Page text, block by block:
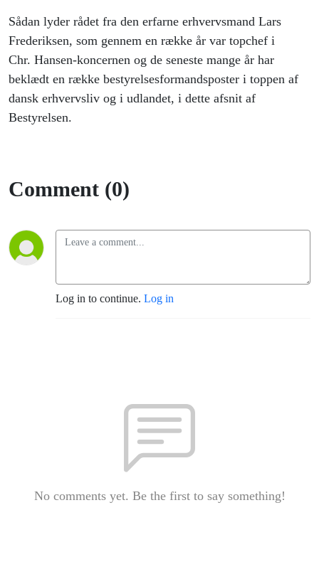
Sådan lyder rådet fra den erfarne erhvervsmand Lars
Frederiksen, som gennem en række år var topchef i
Chr. Hansen-koncernen og de seneste mange år har
beklædt en række bestyrelsesformandsposter i toppen af
dansk erhvervsliv og i udlandet, i dette afsnit af
Bestyrelsen.
Comment (0)
Log in to continue. Log in
No comments yet. Be the first to say something!